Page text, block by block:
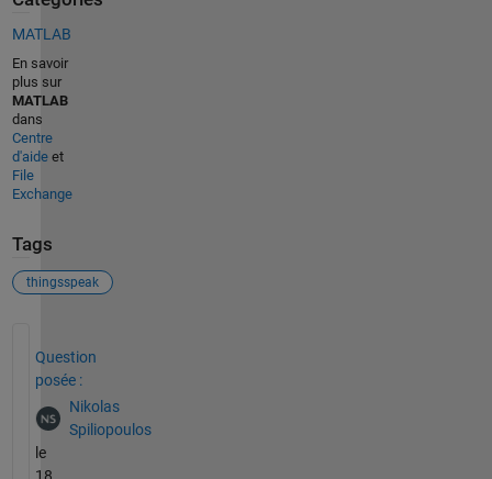
MATLAB
En savoir
plus sur
MATLAB
dans
Centre
d'aideet
File
Exchange
Tags
thingsspeak
Question
posée :
Nikolas
Spiliopoulos
le